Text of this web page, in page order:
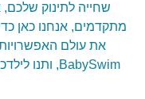
שחייה לתינוק שלכם,
מתקדמים, אנחנו כאן
את עולם האפשרויות
BabySwim, ותנו לילדכם את ההתחלה הטובה ביותר במים.